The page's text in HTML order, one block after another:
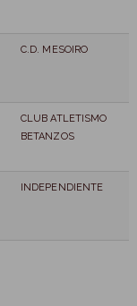
C.D. MESOIRO
CLUB ATLETISMO
BETANZOS
INDEPENDIENTE